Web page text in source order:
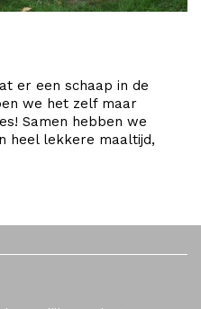
er een schaap in de
we het zelf maar
Samen hebben we
heel lekkere maaltijd,